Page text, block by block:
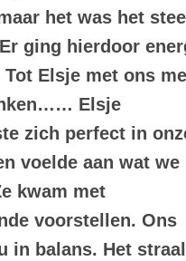
het was het
ging hierdoor
Elsje met ons
Elsje
zich perfect in
voelde aan wat we
kwam met
voorstellen. Ons
in balans. Het